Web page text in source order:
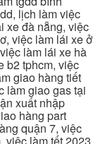
lịch làm việc
xe đà nẵng, việc
việc làm lái xe ở
làm lái xe hà
b2 tphcm, việc
giao hàng tiết
làm giao gas tại
xuất nhập
hàng part
quận 7, việc
việc làm tết 2023